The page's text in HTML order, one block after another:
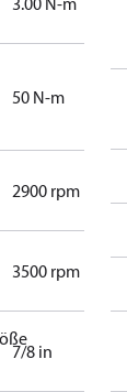
50 N-m
2900 rpm
3500 rpm
7/8 in